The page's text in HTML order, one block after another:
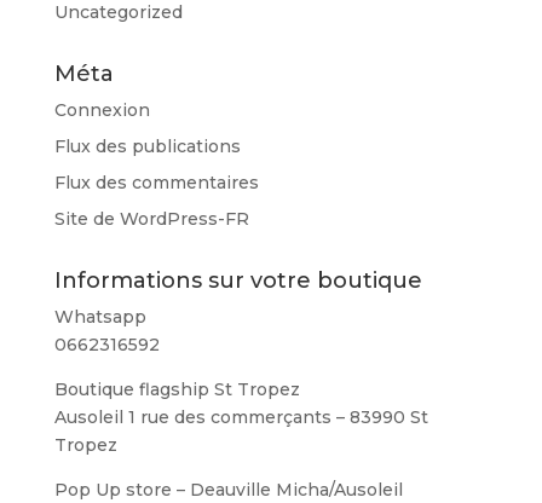
Uncategorized
Méta
Connexion
Flux des publications
Flux des commentaires
Site de WordPress-FR
Informations sur votre boutique
Whatsapp
0662316592
Boutique flagship St Tropez
Ausoleil 1 rue des commerçants – 83990 St
Tropez
Pop Up store – Deauville Micha/Ausoleil